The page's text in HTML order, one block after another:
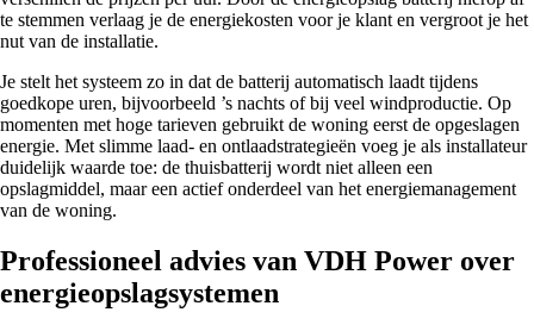
te stemmen verlaag je de energiekosten voor je klant en vergroot je het
nut van de installatie.
Je stelt het systeem zo in dat de batterij automatisch laadt tijdens
goedkope uren, bijvoorbeeld ’s nachts of bij veel windproductie. Op
momenten met hoge tarieven gebruikt de woning eerst de opgeslagen
energie. Met slimme laad- en ontlaadstrategieën voeg je als installateur
duidelijk waarde toe: de thuisbatterij wordt niet alleen een
opslagmiddel, maar een actief onderdeel van het energiemanagement
van de woning.
Professioneel advies van VDH Power over
energieopslagsystemen